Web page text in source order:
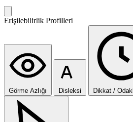
Erişilebilirlik Profilleri
Görme Azlığı Disleksi Dikkat /